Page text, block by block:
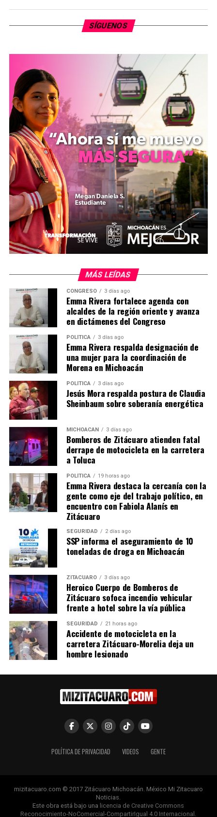
La esposa del ahora finado manifestó que la mañana del
desde esa fecha no sabia de él, hasta que por medio de
una llamada telefónica anónima le dijeron que su
cónyuge estaba sin vida en el lugar donde
posteriormente se localizó el cuerpo.
Comparte con:
Me gusta esto:
Relacionado
la carretera Maravatio-
Morelia
5 marzo, 2014
En "Seguridad"
la carretera Maravatio-
Morelia
5 marzo, 2014
Accidente vehicular en
Maravatío deja un muerto en
calidad de desconocido
13 mayo, 2013
RELATED TOPICS:
UP NEXT
Cuautitlán Izcalli y Tlalnepantla aprueban firma de
Convenio de Mando Único
DON'T MISS
Michoacán reitera compromiso en combate a tala
clandestina
SÍGUENOS
MÁS LEÍDAS
CONGRESO 3 días ago
Emma Rivera fortalece agenda con
alcaldes de la región oriente y avanza
en dictámenes del Congreso
POLÍTICA 3 días ago
Emma Rivera respalda designación de
una mujer para la coordinación de
Morena en Michoacán
POLÍTICA 3 días ago
Jesús Mora respalda postura de Claudia
Sheinbaum sobre soberanía energética
MICHOACÁN 3 días ago
Bomberos de Zitácuaro atienden fatal
derrape de motocicleta en la carretera
a Toluca
POLÍTICA 19 horas ago
Emma Rivera destaca la cercanía con la
gente como eje del trabajo político, en
encuentro con Fabiola Alanís en
Zitácuaro
SEGURIDAD 2 días ago
SSP informa el aseguramiento de 10
toneladas de droga en Michoacán
ZITÁCUARO 3 días ago
Heroico Cuerpo de Bomberos de
Zitácuaro sofoca incendio vehicular
frente a hotel sobre la vía pública
SEGURIDAD 21 horas ago
Accidente de motocicleta en la
carretera Zitácuaro-Morelia deja un
hombre lesionado
POLÍTICA DE PRIVACIDAD VIDEOS GENTE
mizitacuaro.com © 2017 Zitácuaro Michoacán. México Mi Zitacuaro
Noticias.
Este obra está bajo una licencia de Creative Commons
Reconocimiento-NoComercial-CompartirIgual 4.0 Internacional